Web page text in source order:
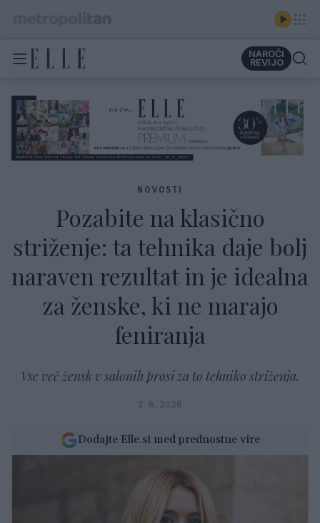
NAROČI
REVIJO
NOVOSTI
Pozabite na klasično
striženje: ta tehnika daje bolj
naraven rezultat in je idealna
za ženske, ki ne marajo
feniranja
Vse več žensk v salonih prosi za to tehniko striženja.
2. 6. 2026
Dodajte Elle.si med prednostne vire